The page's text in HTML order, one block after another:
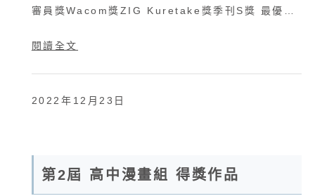
審員獎Wacom獎ZIG Kuretake獎季刊S獎 最優…
閱讀全文
2022年12月23日
第2屆 高中漫畫組 得獎作品